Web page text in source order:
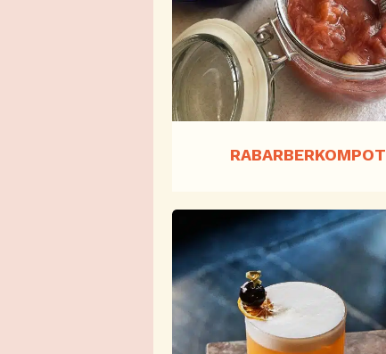
RABARBERKOMPOT